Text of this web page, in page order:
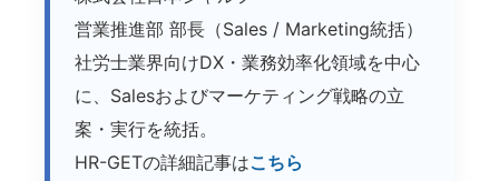
営業推進部 部長（Sales / Marketing統括）
社労士業界向けDX・業務効率化領域を中心
に、Salesおよびマーケティング戦略の立
案・実行を統括。
HR-GETの詳細記事はこちら